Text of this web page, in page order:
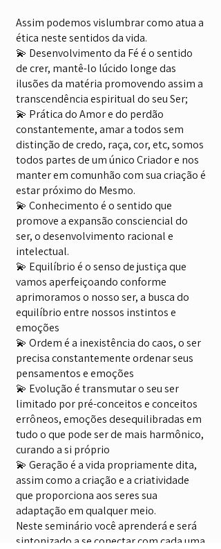
Assim podemos vislumbrar como atua a
ética neste sentidos da vida.
💫 Desenvolvimento da Fé é o sentido
de crer, mantê-lo lúcido longe das
ilusões da matéria promovendo assim a
transcendência espiritual do seu Ser;
💫 Prática do Amor e do perdão
constantemente, amar a todos sem
distinção de credo, raça, cor, etc, somos
todos partes de um único Criador e nos
manter em comunhão com sua criação é
estar próximo do Mesmo.
💫 Conhecimento é o sentido que
promove a expansão consciencial do
ser, o desenvolvimento racional e
intelectual.
💫 Equilíbrio é o senso de justiça que
vamos aperfeiçoando conforme
aprimoramos o nosso ser, a busca do
equilíbrio entre nossos instintos e
emoções
💫 Ordem é a inexistência do caos, o ser
precisa constantemente ordenar seus
pensamentos e emoções
💫 Evolução é transmutar o seu ser
limitado por pré-conceitos e conceitos
errôneos, emoções desequilibradas em
tudo o que pode ser de mais harmônico,
curando a si próprio
💫 Geração é a vida propriamente dita,
assim como a criação e a criatividade
que proporciona aos seres sua
adaptação em qualquer meio.
Neste seminário você aprenderá e será
sintonizado a se conectar com cada uma